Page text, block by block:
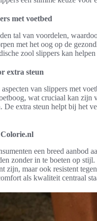
met voetbed
tal van voordelen,
met het oog op de
zool slippers kan
extra steun
van slippers met
wat cruciaal kan zijn
De extra steun helpt bij het
een breed aanbod
zonder in te boeten op
zijn, maar ook resistent
als kwaliteit centraal